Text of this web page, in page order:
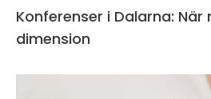
Konferenser i Dalarna:
dimension